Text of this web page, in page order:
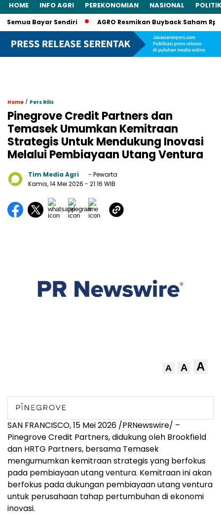
HOME INFO AGRI PEREKONOMIAN NASIONAL POLITIK
Bayar Sendiri AGRO Resmikan Buyback Saham Rp20
Home / Pers Rilis
Pinegrove Credit Partners dan
Temasek Umumkan Kemitraan
Strategis Untuk Mendukung Inovasi
Melalui Pembiayaan Utang Ventura
Tim Media Agri
- Pewarta
Kamis, 14 Mei 2026 - 21:16 WIB
A A A
SAN FRANCISCO,15 Mei 2026 /PRNewswire/ –
Pinegrove Credit Partners, didukung oleh Brookfield
dan HRTG Partners, bersama Temasek
mengumumkan kemitraan strategis yang berfokus
pada pembiayaan utang ventura. Kemitraan ini akan
berfokus pada dukungan pembiayaan utang ventura
untuk perusahaan tahap pertumbuhan di ekonomi
inovasi.